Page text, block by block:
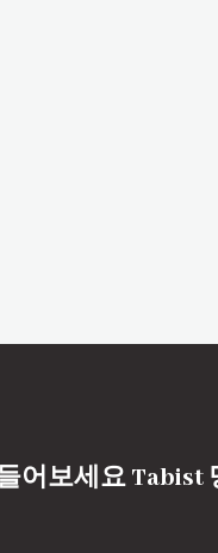
어보세요 Tabist